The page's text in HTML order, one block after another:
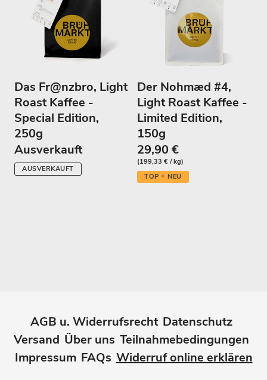
Das Fr@nzbro, Light
Roast Kaffee -
Special Edition,
250g
Ausverkauft
AUSVERKAUFT
Der Nohmæd #4,
Light Roast Kaffee -
Limited Edition,
150g
29,90 €
(199,33 € / kg)
TOP + NEU
AGB u. Widerrufsrecht Datenschutz
Versand Über uns Teilnahmebedingungen
Impressum FAQs Widerruf online erklären